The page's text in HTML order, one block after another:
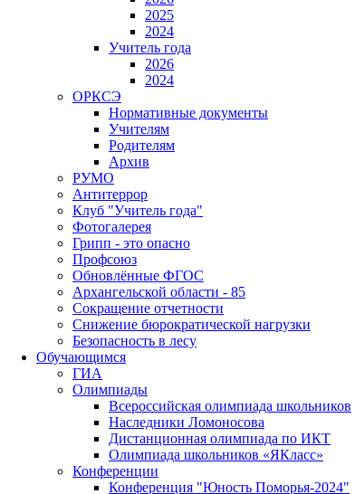
2025
2024
Учитель года
2026
2024
ОРКСЭ
Нормативные документы
Учителям
Родителям
Архив
РУМО
Антитеррор
Клуб "Учитель года"
Фотогалерея
Грипп - это опасно
Профсоюз
Обновлённые ФГОС
Архангельской области - 85
Сокращение отчетности
Снижение бюрократической нагрузки
Безопасность в лесу
Обучающимся
ГИА
Олимпиады
Всероссийская олимпиада школьников
Наследники Ломоносова
Дистанционная олимпиада по ИКТ
Олимпиада школьников «ЯКласс»
Конференции
Конференция "Юность Поморья-2024"